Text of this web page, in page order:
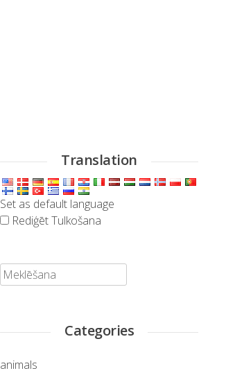
Translation
Set as default language
Rediģēt Tulkošana
Meklēt:
Categories
animals